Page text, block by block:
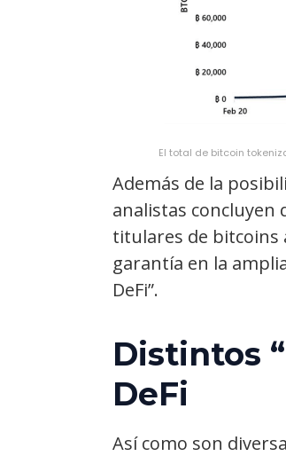
El total de bitcoin
Además de la
analistas concluyen
titulares de bitcoins
garantía en la
DeFi”.
Distintos
DeFi
Así como son